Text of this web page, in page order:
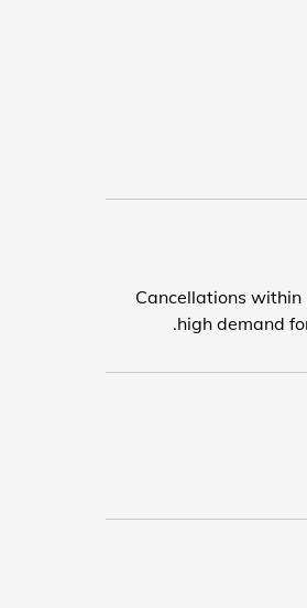
Cancellations
high demand